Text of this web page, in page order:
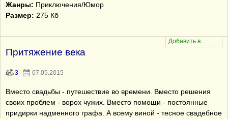
Жанры: Приключения/Юмор
Размер: 275 Кб
Притяжение века
3 07.05.2015
Вместо свадьбы - путешествие во времени. Вместо решения
своих проблем - ворох чужих. Вместо помощи - постоянные
придирки надменного графа. А всему виной - тесное свадебное